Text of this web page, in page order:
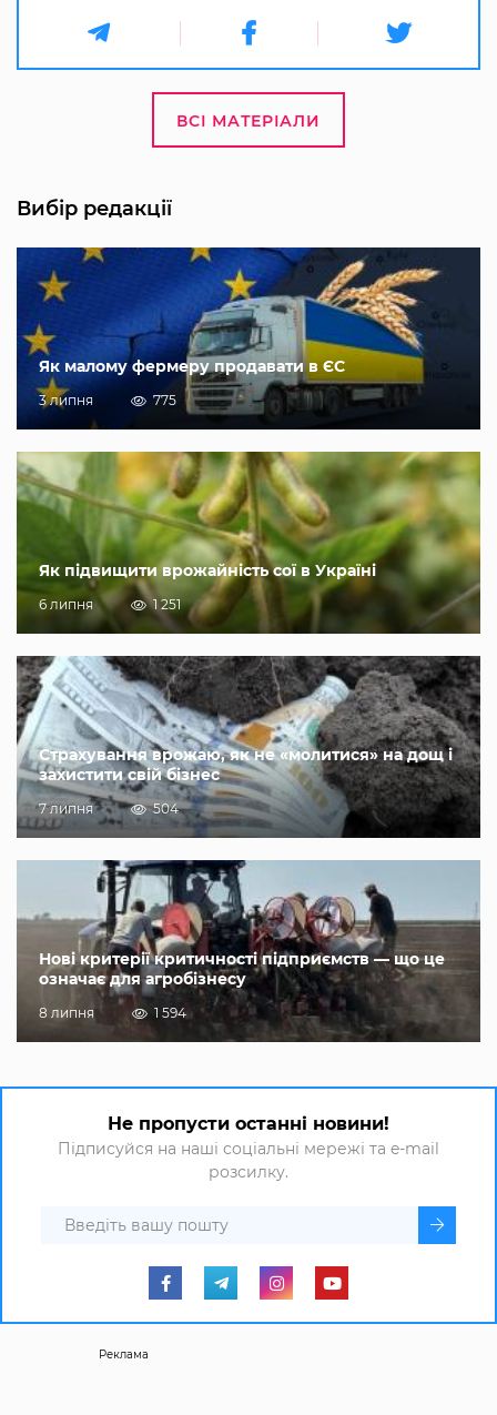
ВСІ МАТЕРІАЛИ
Вибір редакції
Як малому фермеру продавати в ЄС
3 липня 775
Як підвищити врожайність сої в Україні
6 липня 1 251
Страхування врожаю, як не «молитися» на дощ і
захистити свій бізнес
7 липня 504
Нові критерії критичності підприємств — що це
означає для агробізнесу
8 липня 1 594
Не пропусти останні новини!
Підписуйся на наші соціальні мережі та e-mail
розсилку.
Реклама